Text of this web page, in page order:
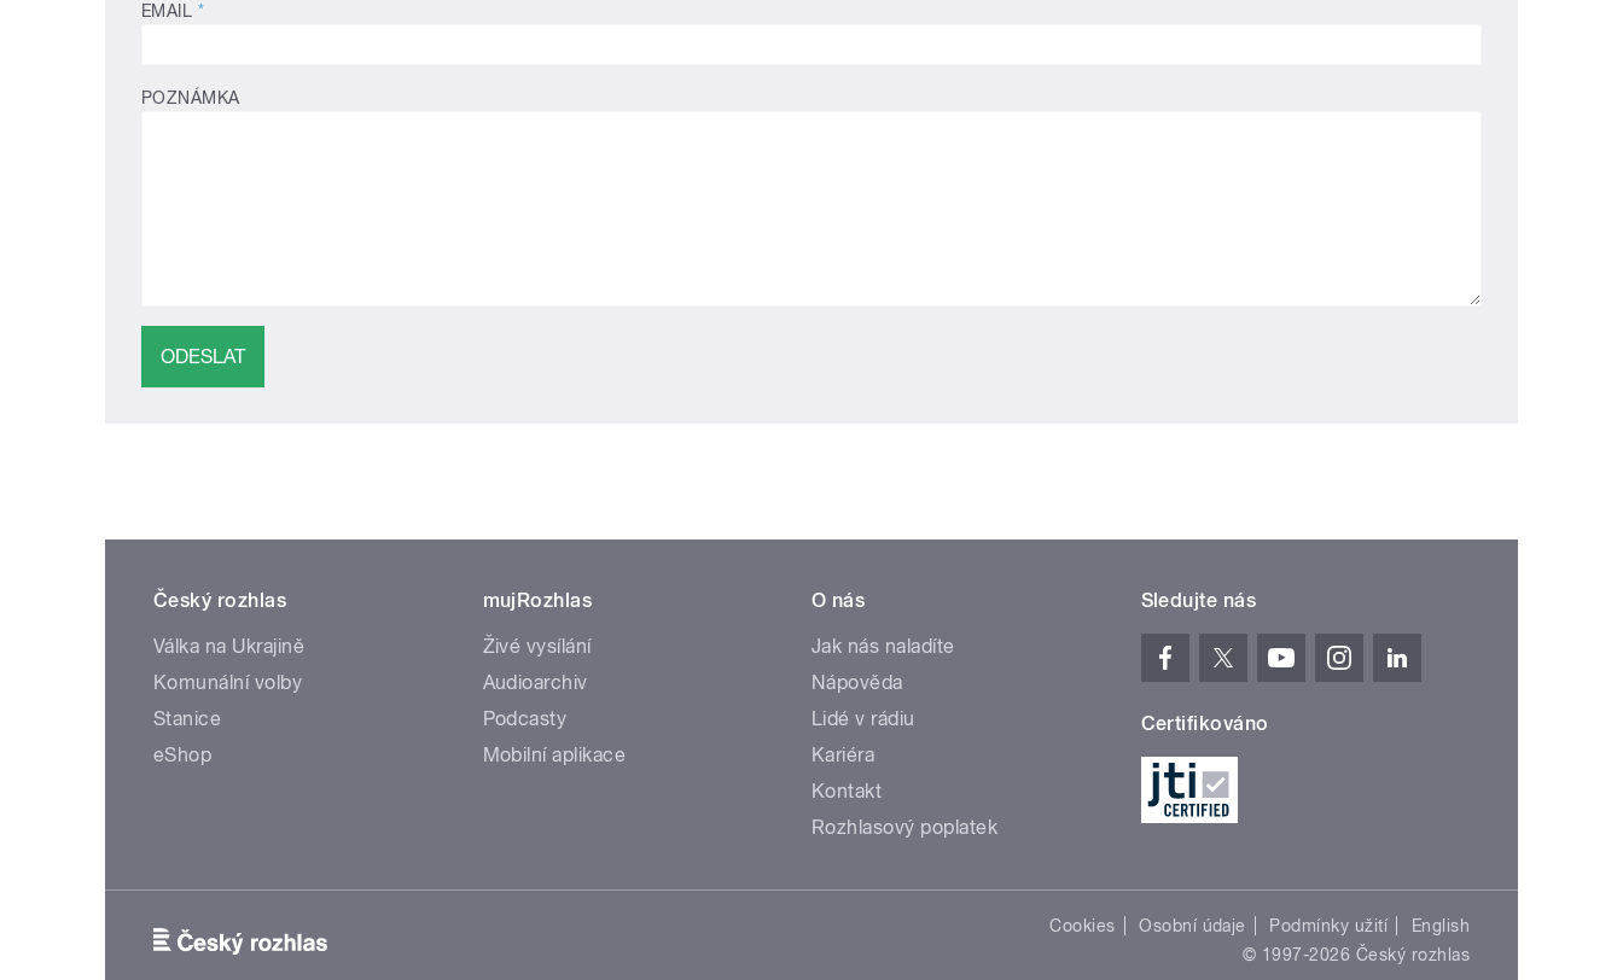
EMAIL *
POZNÁMKA
Český rozhlas
Válka na Ukrajině
Komunální volby
Stanice
eShop
mujRozhlas
Živé vysílání
Audioarchiv
Podcasty
Mobilní aplikace
O nás
Jak nás naladíte
Nápověda
Lidé v rádiu
Kariéra
Kontakt
Rozhlasový poplatek
Sledujte nás
Certifikováno
Cookies Osobní údaje Podmínky užití
English
© 1997-2026 Český rozhlas